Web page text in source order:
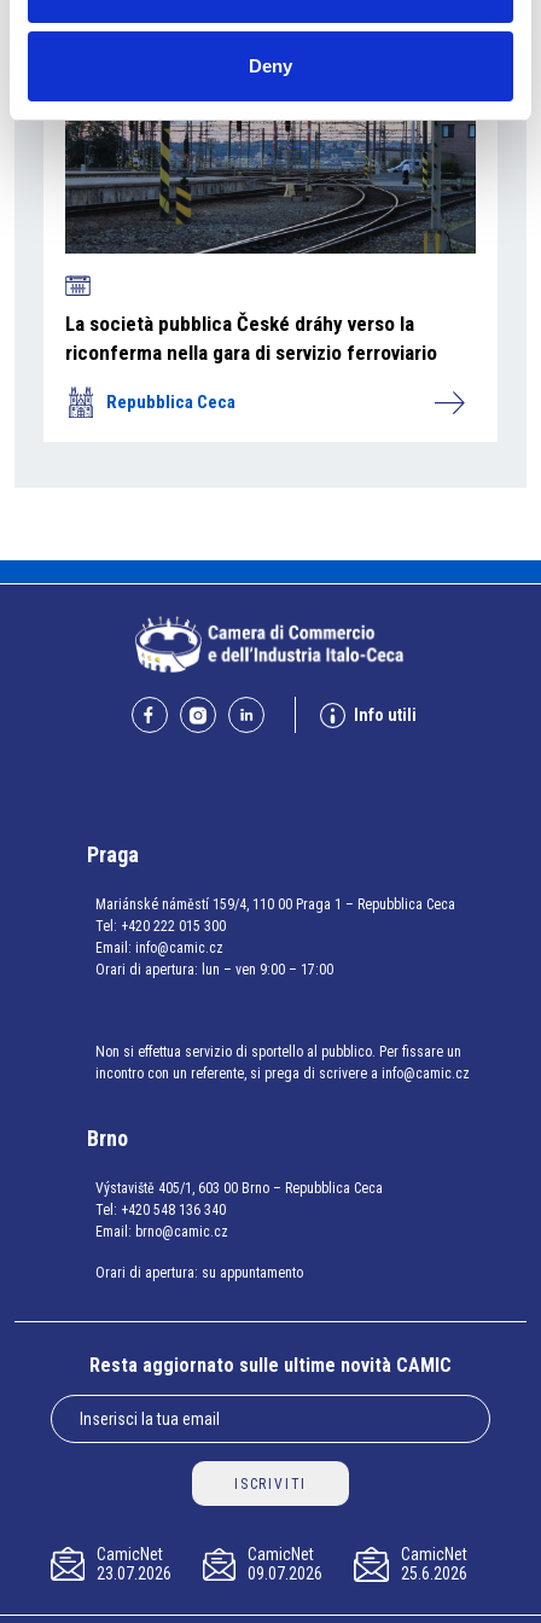
Deny
La società pubblica České dráhy verso la
riconferma nella gara di servizio ferroviario
Repubblica Ceca
Info utili
Praga
Mariánské náměstí 159/4, 110 00 Praga 1 – Repubblica Ceca
Tel: +420 222 015 300
Email: info@camic.cz
Orari di apertura: lun – ven 9:00 – 17:00
Non si effettua servizio di sportello al pubblico. Per fissare un
incontro con un referente, si prega di scrivere a info@camic.cz
Brno
Výstaviště 405/1, 603 00 Brno – Repubblica Ceca
Tel: +420 548 136 340
Email: brno@camic.cz
Orari di apertura: su appuntamento
Resta aggiornato sulle ultime novità CAMIC
ISCRIVITI
CamicNet
23.07.2026
CamicNet
09.07.2026
CamicNet
25.6.2026